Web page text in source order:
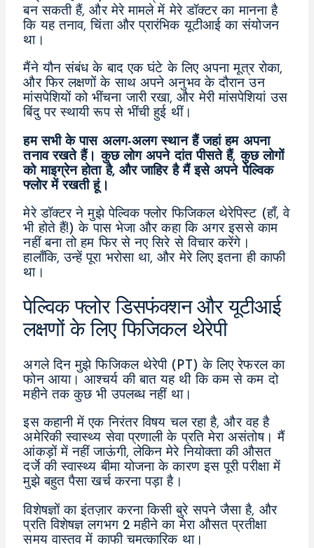
बन सकती हैं, और मेरे मामले में मेरे डॉक्टर का मानना है
कि यह तनाव, चिंता और प्रारंभिक यूटीआई का संयोजन
था।
मैंने यौन संबंध के बाद एक घंटे के लिए अपना मूत्र रोका,
और फिर लक्षणों के साथ अपने अनुभव के दौरान उन
मांसपेशियों को भींचना जारी रखा, और मेरी मांसपेशियां उस
बिंदु पर स्थायी रूप से भींची हुई थीं।
हम सभी के पास अलग-अलग स्थान हैं जहां हम अपना
तनाव रखते हैं। कुछ लोग अपने दांत पीसते हैं, कुछ लोगों
को माइग्रेन होता है, और जाहिर है मैं इसे अपने पेल्विक
फ्लोर में रखती हूं।
मेरे डॉक्टर ने मुझे पेल्विक फ्लोर फिजिकल थेरेपिस्ट (हाँ, वे
भी होते हैं!) के पास भेजा और कहा कि अगर इससे काम
नहीं बना तो हम फिर से नए सिरे से विचार करेंगे।
हालाँकि, उन्हें पूरा भरोसा था, और मेरे लिए इतना ही काफी
था।
पेल्विक फ्लोर डिसफंक्शन और यूटीआई
लक्षणों के लिए फिजिकल थेरेपी
अगले दिन मुझे फिजिकल थेरेपी (PT) के लिए रेफरल का
फोन आया। आश्चर्य की बात यह थी कि कम से कम दो
महीने तक कुछ भी उपलब्ध नहीं था।
इस कहानी में एक निरंतर विषय चल रहा है, और वह है
अमेरिकी स्वास्थ्य सेवा प्रणाली के प्रति मेरा असंतोष। मैं
आंकड़ों में नहीं जाऊंगी, लेकिन मेरे नियोक्ता की औसत
दर्जे की स्वास्थ्य बीमा योजना के कारण इस पूरी परीक्षा में
मुझे बहुत पैसा खर्च करना पड़ा है।
विशेषज्ञों का इंतज़ार करना किसी बुरे सपने जैसा है, और
प्रति विशेषज्ञ लगभग 2 महीने का मेरा औसत प्रतीक्षा
समय वास्तव में काफी चमत्कारिक था।